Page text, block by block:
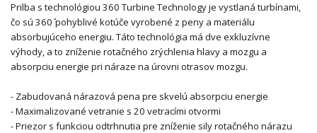
Prilba s technológiou 360 Turbine Technology je vystlaná turbínami,
čo sú 360 ̊pohyblivé kotúče vyrobené z peny a materiálu
absorbujúceho energiu. Táto technológia má dve exkluzívne
výhody, a to zníženie rotačného zrýchlenia hlavy a mozgu a
absorpciu energie pri náraze na úrovni otrasov mozgu.
- Zabudovaná nárazová pena pre skvelú absorpciu energie
- Maximalizované vetranie s 20 vetracími otvormi
- Priezor s funkciou odtrhnutia pre zníženie sily rotačného nárazu